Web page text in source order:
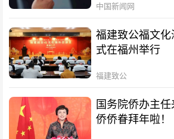
中国新闻网
福建致公福文
式在福州举行
福建致公
国务院侨办主
侨侨眷拜年啦！